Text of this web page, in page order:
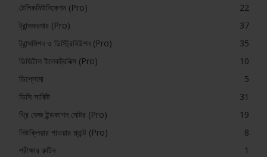
টেলিকমিউনিকেশন (Pro)
22
ট্রান্সফরমার (Pro)
37
ট্রান্সমিশন ও ডিস্ট্রিবিউশন (Pro)
35
ডিজিটাল ইলেকট্রনিক্স (Pro)
10
ডিপ্লোমা
5
ডিসি সার্কিট
31
থ্রি ফেজ ইন্ডকাশন মোটর (Pro)
19
নিউক্লিয়ার পাওয়ার প্ল্যান্ট (Pro)
8
পরীক্ষার রুটিন
1